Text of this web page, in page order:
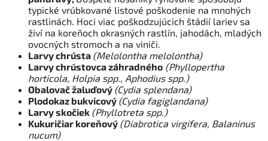
typické vrúbkované listové poškodenie na mnohých
rastlinách. Hoci viac poškodzujúcich štádií lariev sa
živí na koreňoch okrasných rastlín, jahodách, mladých
ovocných stromoch a na viniči.
Larvy chrústa (Melolontha melolontha)
Larvy chrústovca záhradného (Phyllopertha
horticola, Holpia spp., Aphodius spp.)
Obalovač žaluďový (Cydia splendana)
Plodokaz bukvicový (Cydia fagiglandana)
Larvy skočiek (Phyllotreta spp.)
Kukuričiar koreňový (Diabrotica virgifera, Balaninus
nucum)